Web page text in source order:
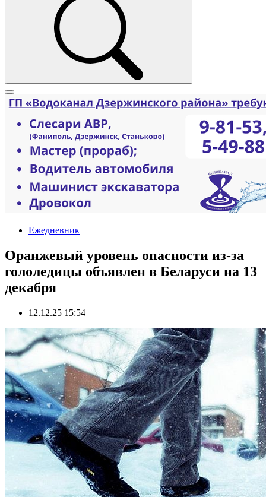
Ежедневник
Оранжевый уровень опасности из-за
гололедицы объявлен в Беларуси на 13
декабря
12.12.25 15:54